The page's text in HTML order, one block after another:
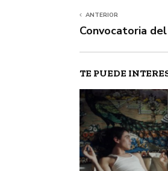
ANTERIOR
Convocatoria
TE PUEDE